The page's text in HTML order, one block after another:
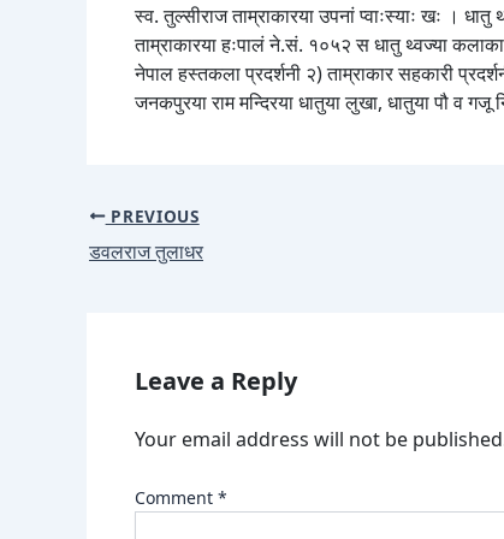
स्व. तुल्सीराज ताम्राकारया उपनां प्वाःस्याः खः ।
ताम्राकारया हःपालं ने.सं. १०५२ स धातु थ्वज्या
नेपाल हस्तकला प्रदर्शनी २) ताम्राकार सहकारी
जनकपुरया राम मन्दिरया धातुया लुखा, धातुया पौ व गजू
PREVIOUS
डवलराज तुलाधर
Leave a Reply
Your email address will not be
Comment *